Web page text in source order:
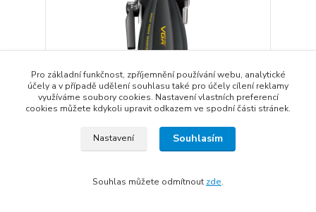
VOYAGER V-285C Muscular Series
Pro základní funkčnost, zpříjemnění používání webu, analytické
účely a v případě udělení souhlasu také pro účely cílení reklamy
využíváme soubory cookies. Nastavení vlastních preferencí
cookies můžete kdykoli upravit odkazem ve spodní části stránek.
Nastavení Souhlasím
Souhlas můžete odmítnout zde.